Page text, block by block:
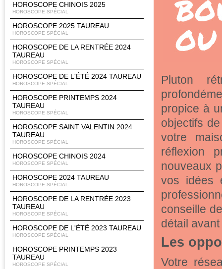
HOROSCOPE CHINOIS 2025
HOROSCOPE SPÉCIAL
HOROSCOPE 2025 TAUREAU
HOROSCOPE SPÉCIAL
HOROSCOPE DE LA RENTRÉE 2024
TAUREAU
HOROSCOPE SPÉCIAL
HOROSCOPE DE L'ÉTÉ 2024 TAUREAU
HOROSCOPE SPÉCIAL
HOROSCOPE PRINTEMPS 2024
TAUREAU
HOROSCOPE SPÉCIAL
HOROSCOPE SAINT VALENTIN 2024
TAUREAU
HOROSCOPE SPÉCIAL
HOROSCOPE CHINOIS 2024
HOROSCOPE SPÉCIAL
HOROSCOPE 2024 TAUREAU
HOROSCOPE SPÉCIAL
HOROSCOPE DE LA RENTRÉE 2023
TAUREAU
HOROSCOPE SPÉCIAL
HOROSCOPE DE L'ÉTÉ 2023 TAUREAU
HOROSCOPE SPÉCIAL
HOROSCOPE PRINTEMPS 2023
TAUREAU
HOROSCOPE SPÉCIAL
Pluton
propice à
objectifs
votre
réflexion
nouveaux
vos idées
conseille
détail
Les
Votre